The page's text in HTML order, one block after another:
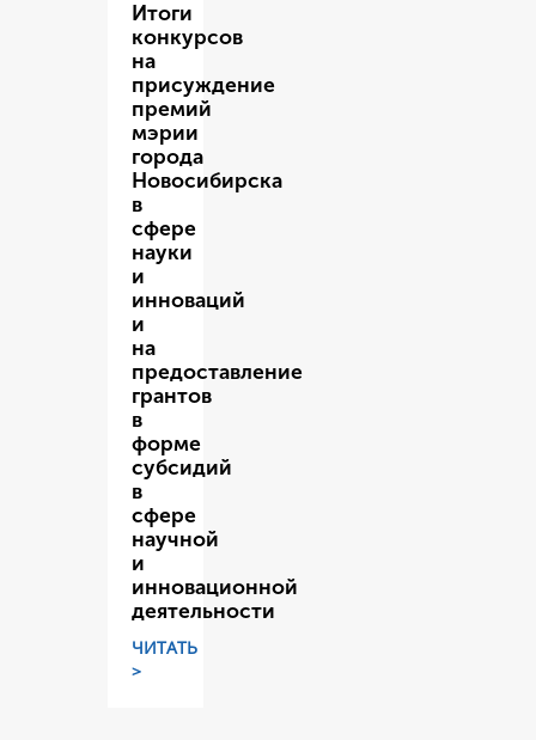
Итоги
конкурсов
на
присуждение
премий
мэрии
города
Новосибирска
в
сфере
науки
и
инноваций
и
на
предоставление
грантов
в
форме
субсидий
в
сфере
научной
и
инновационной
деятельности
ЧИТАТЬ
>